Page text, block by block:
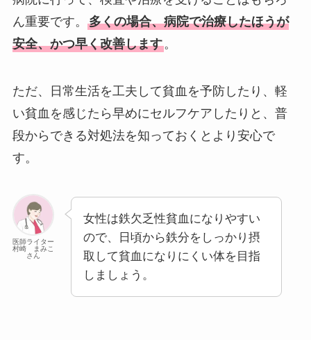
ん重要です。 多くの場合、病院で治療したほうが
安全、かつ早く改善します。
ただ、日常生活を工夫して貧血を予防したり、軽
い貧血を感じたら早めにセルフケアしたりと、普
段からできる対処法を知っておくとより安心で
す。
医師ライター
村崎 まみこ
さん
女性は鉄欠乏性貧血になりやすい
ので、日頃から鉄分をしっかり摂
取して貧血になりにくい体を目指
しましょう。